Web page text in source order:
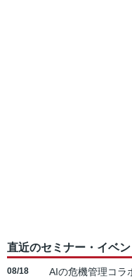
直近のセミナー・イベン
08/18
AIの危機管理コラ